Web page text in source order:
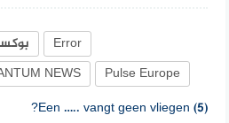
Error
NEWS
Pulse Europe
MARKGRAAFSCHAP – Puzzelwoorden?